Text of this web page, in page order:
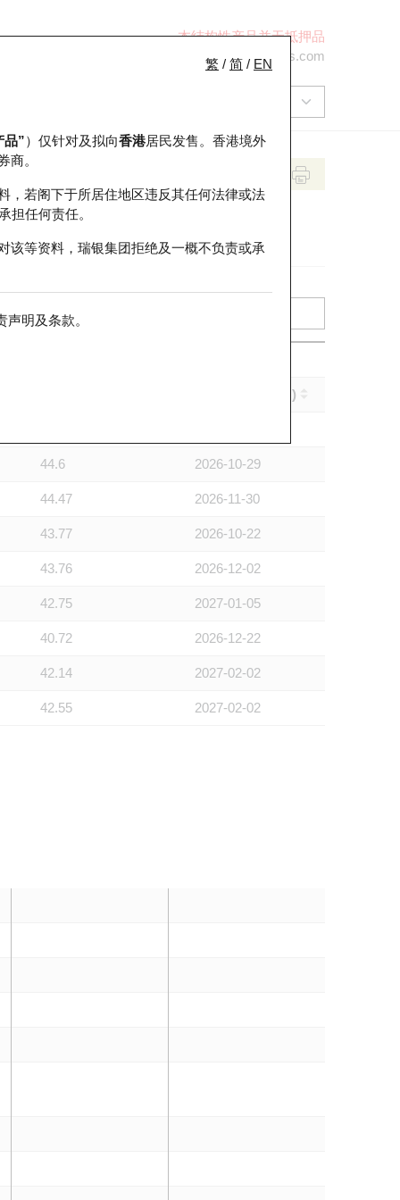
本结构性产品并无抵押品
ol-hkwarrants@ubs.com
繁 / 简 / EN
品”）仅针对及拟向香港居民发售。香港境外
商。
，若阁下于所居住地区违反其任何法律或法
担任何责任。
该等资料，瑞银集团拒绝及一概不负责或承
声明及条款。
到期日 (年-月-日)
44.6 2026-10-29
44.47 2026-11-30
43.77 2026-10-22
43.76 2026-12-02
42.75 2027-01-05
40.72 2026-12-22
42.14 2027-02-02
42.55 2027-02-02